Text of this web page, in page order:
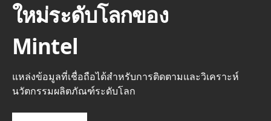
ใหม่ระดับโลกของ
Mintel
แหล่งข้อมูลที่เชื่อถือได้สำหรับการติดตามและวิเคราะห์
นวัตกรรมผลิตภัณฑ์ระดับโลก